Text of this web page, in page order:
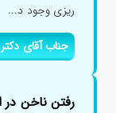
ریزی وجود د...
جناب آقای
رفتن ناخن